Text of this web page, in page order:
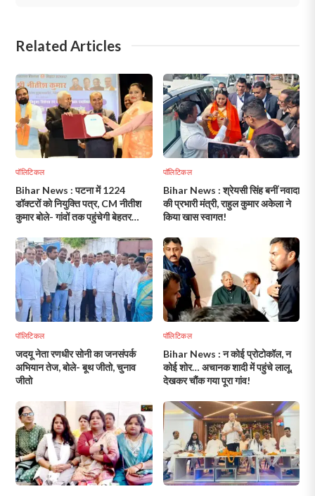
Related Articles
पॉलिटिकल
Bihar News : पटना में 1224
डॉक्टरों को नियुक्ति पत्र, CM नीतीश
कुमार बोले- गांवों तक पहुंचेगी बेहतर
पॉलिटिकल
Bihar News : श्रेयसी सिंह बनीं नवादा
की प्रभारी मंत्री, राहुल कुमार अकेला ने
किया खास स्वागत!
पॉलिटिकल
जदयू नेता रणधीर सोनी का जनसंपर्क
अभियान तेज, बोले- बूथ जीतो, चुनाव
जीतो
पॉलिटिकल
Bihar News : न कोई प्रोटोकॉल, न
कोई शोर… अचानक शादी में पहुंचे लालू,
देखकर चौंक गया पूरा गांव!